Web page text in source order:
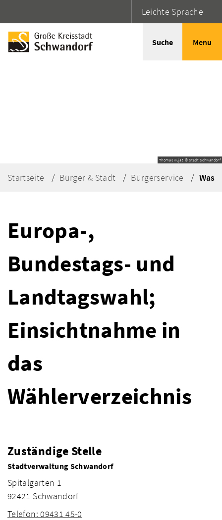
Leichte Sprache
Suche Menu
Thomas Kujat © Stadt Schwandorf
Startseite Bürger & Stadt Bürgerservice Was
Europa-,
Bundestags- und
Landtagswahl;
Einsichtnahme in
das
Wählerverzeichnis
Zuständige Stelle
Stadtverwaltung Schwandorf
Spitalgarten 1
92421 Schwandorf
Telefon: 09431 45-0